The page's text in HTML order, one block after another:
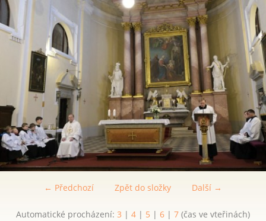
← Předchozí Další →
Zpět do složky
Automatické procházení: 3 | 4 | 5 | 6 | 7 (čas ve vteřinách)